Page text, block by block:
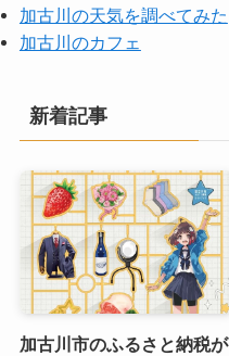
加古川の天気を調べてみた
加古川のカフェ
新着記事
加古川市のふるさと納税が